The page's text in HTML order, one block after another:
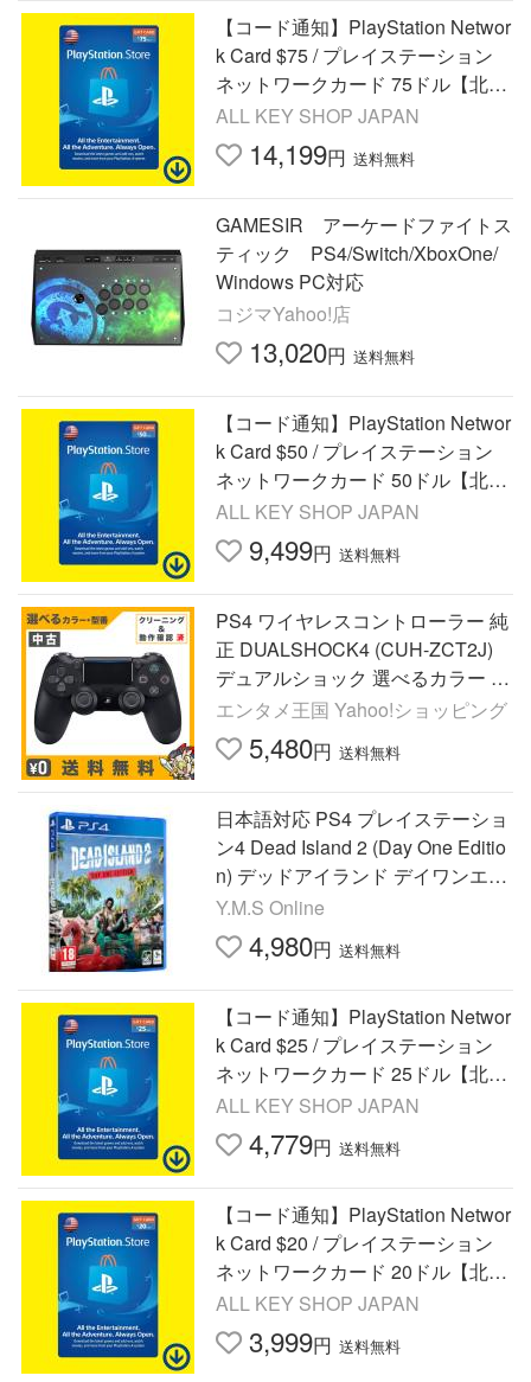
【コード通知】PlayStation Networ
k Card $75 / プレイステーション
ネットワークカード 75ドル【北米
版 PSN】
ALL KEY SHOP JAPAN
14,199円 送料無料
GAMESIR アーケードファイトス
ティック PS4/Switch/XboxOne/
Windows PC対応
コジマYahoo!店
13,020円 送料無料
【コード通知】PlayStation Networ
k Card $50 / プレイステーション
ネットワークカード 50ドル【北米
版 PSN】
ALL KEY SHOP JAPAN
9,499円 送料無料
PS4 ワイヤレスコントローラー 純
正 DUALSHOCK4 (CUH-ZCT2J)
デュアルショック 選べるカラー U
SBケーブル付き プレステ4 中古
エンタメ王国 Yahoo!ショッピング
5,480円 送料無料
日本語対応 PS4 プレイステーショ
ン4 Dead Island 2 (Day One Editio
n) デッドアイランド デイワンエデ
ィション 輸入版
Y.M.S Online
4,980円 送料無料
【コード通知】PlayStation Networ
k Card $25 / プレイステーション
ネットワークカード 25ドル【北米
版 PSN】
ALL KEY SHOP JAPAN
4,779円 送料無料
【コード通知】PlayStation Networ
k Card $20 / プレイステーション
ネットワークカード 20ドル【北米
版 PSN】
ALL KEY SHOP JAPAN
3,999円 送料無料